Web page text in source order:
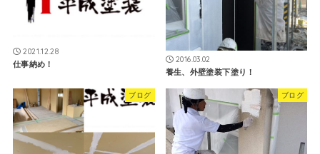
2021.12.28
仕事納め！ 2016.03.02
養生、外壁塗装下塗り！
ブログ ブログ